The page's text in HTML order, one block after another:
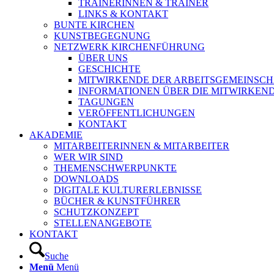
TRAINERINNEN & TRAINER
LINKS & KONTAKT
BUNTE KIRCHEN
KUNSTBEGEGNUNG
NETZWERK KIRCHENFÜHRUNG
ÜBER UNS
GESCHICHTE
MITWIRKENDE DER
INFORMATIONEN ÜBER DIE
TAGUNGEN
VERÖFFENTLICHUNGEN
KONTAKT
AKADEMIE
MITARBEITERINNEN & MITARBEITER
WER WIR SIND
THEMENSCHWERPUNKTE
DOWNLOADS
DIGITALE KULTURERLEBNISSE
BÜCHER & KUNSTFÜHRER
SCHUTZKONZEPT
STELLENANGEBOTE
KONTAKT
Suche
Menü Menü